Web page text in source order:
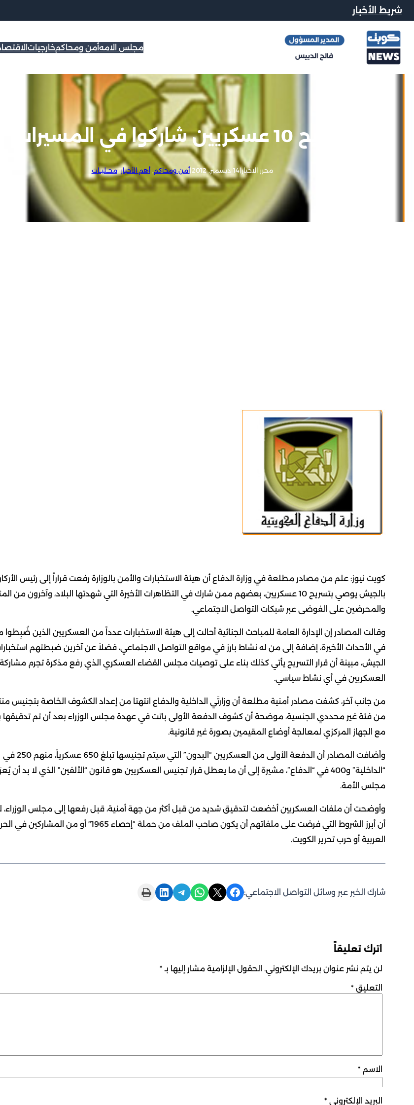
شريط الأخبار
مجلس الامهأمن ومحاكمخارجيات
تسريح 10 عسكريين شاركوا في المسيرات
محرر الاخبار|14 ديسمبر, 2012 |أمن ومحاكم, أهم الأخبار, محــليــات
كويت نيوز: علم من مصادر مطلعة في وزارة الدفاع أن هيئة الاستخبارات والأمن بالوزارة رفعت قراراً إلى رئيس
بالجيش يوصي بتسريح 10 عسكريين، بعضهم ممن شارك في التظاهرات الأخيرة التي شهدتها البلاد، وآخرون من
والمحرضين على الفوضى عبر شبكات التواصل الاجتماعي.
وقالت المصادر إن الإدارة العامة للمباحث الجنائية أحالت إلى هيئة الاستخبارات عدداً من العسكريين الذين ضُبِطوا
في الأحداث الأخيرة، إضافة إلى من له نشاط بارز في مواقع التواصل الاجتماعي، فضلاً عن آخرين ضبطتهم
الجيش، مبينة أن قرار التسريح يأتي كذلك بناء على توصيات مجلس القضاء العسكري الذي رفع مذكرة تجرم مشاركة
العسكريين في أي نشاط سياسي.
من جانب آخر، كشفت مصادر أمنية مطلعة أن وزارتَي الداخلية والدفاع انتهتا من إعداد الكشوف الخاصة بتجنيس
من فئة غير محددي الجنسية، موضحة أن كشوف الدفعة الأولى باتت في عهدة مجلس الوزراء بعد أن تم تدقيقها
مع الجهاز المركزي لمعالجة أوضاع المقيمين بصورة غير قانونية.
وأضافت المصادر أن الدفعة الأولى من العسكريين “البدون” التي سيتم تجنيسها تبلغ 650 عسكرياً، منهم 250 في
“الداخلية” و400 في “الدفاع”، مشيرة إلى أن ما يعطل قرار تجنيس العسكريين هو قانون “الألفين” الذي لا بد
مجلس الأمة.
وأوضحت أن ملفات العسكريين أخضعت لتدقيق شديد من قبل أكثر من جهة أمنية، قبل رفعها إلى مجلس الوزراء،
أن أبرز الشروط التي فرضت على ملفاتهم أن يكون صاحب الملف من حملة “إحصاء 1965″ أو من
العربية أو حرب تحرير الكويت.
شارك الخبر عبر وسائل التواصل الاجتماعي: Share on Facebook
Share on X
Share on WhatsApp
Share on Telegram
Share on LinkedIn
Print this Page
اترك تعليقاً
لن يتم نشر عنوان بريدك الإلكتروني. الحقول الإلزامية مشار إليها بـ *
التعليق *
الاسم *
البريد الإلكتروني *